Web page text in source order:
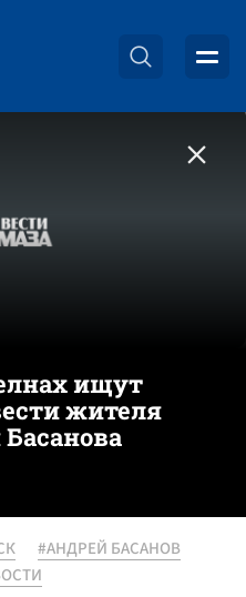
ищут
жителя
#АНДРЕЙ БАСАНОВ